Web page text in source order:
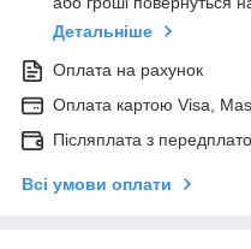
Детальніше
Оплата на рахунок
Оплата картою Visa,
Післяплата з
Всі умови оплати